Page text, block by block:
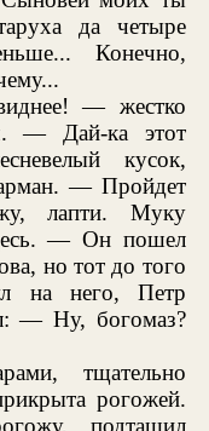
да четыре
Конечно,
— жестко
— Дай-ка этот
кусок,
— Пройдет
лапти. Муку
— Он пошел
но тот до того
на него, Петр
— Ну, богомаз?
тщательно
рогожей.
подтащил